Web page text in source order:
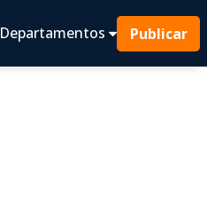
Departamentos Publicar